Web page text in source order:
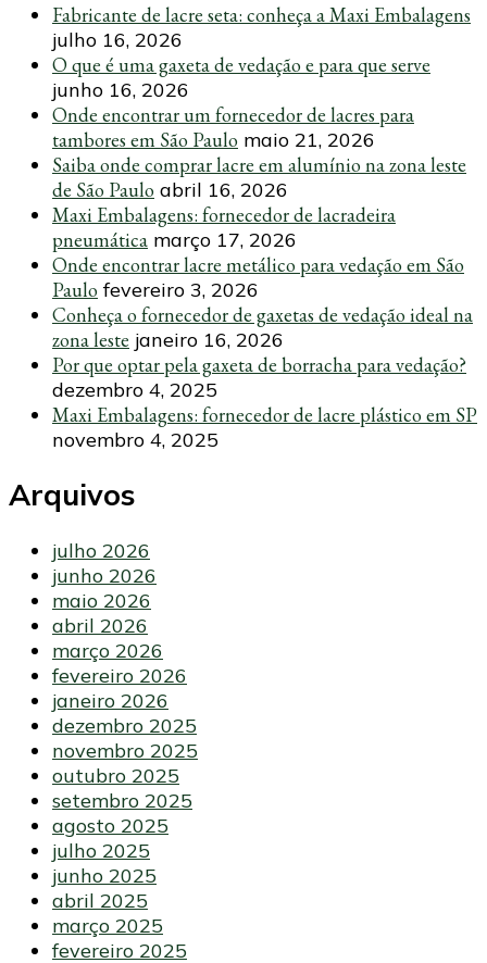
Fabricante de lacre seta: conheça a Maxi Embalagens
julho 16, 2026
O que é uma gaxeta de vedação e para que serve
junho 16, 2026
Onde encontrar um fornecedor de lacres para
tambores em São Paulo maio 21, 2026
Saiba onde comprar lacre em alumínio na zona leste
de São Paulo abril 16, 2026
Maxi Embalagens: fornecedor de lacradeira
pneumática março 17, 2026
Onde encontrar lacre metálico para vedação em São
Paulo fevereiro 3, 2026
Conheça o fornecedor de gaxetas de vedação ideal na
zona leste janeiro 16, 2026
Por que optar pela gaxeta de borracha para vedação?
dezembro 4, 2025
Maxi Embalagens: fornecedor de lacre plástico em SP
novembro 4, 2025
Arquivos
julho 2026
junho 2026
maio 2026
abril 2026
março 2026
fevereiro 2026
janeiro 2026
dezembro 2025
novembro 2025
outubro 2025
setembro 2025
agosto 2025
julho 2025
junho 2025
abril 2025
março 2025
fevereiro 2025